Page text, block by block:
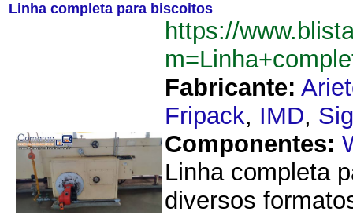
Linha completa para biscoitos
https://
Fabricante:
Fripack, IMD,
Componentes:
Linha completa
diversos